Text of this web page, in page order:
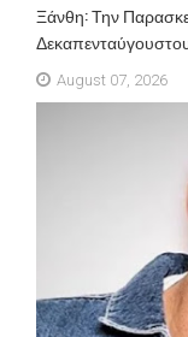
Ξάνθη: Την
August 07, 2026